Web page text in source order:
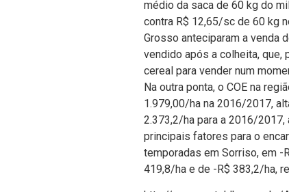
médio da saca de 60 kg do
contra R$ 12,65/sc de 60 kg
Grosso anteciparam a venda
vendido após a colheita, que,
cereal para vender num
Na outra ponta, o COE na
1.979,00/ha na 2016/2017,
2.373,2/ha para a 2016/
principais fatores para o
temporadas em Sorriso, em -
419,8/ha e de -R$ 383,2/ha,